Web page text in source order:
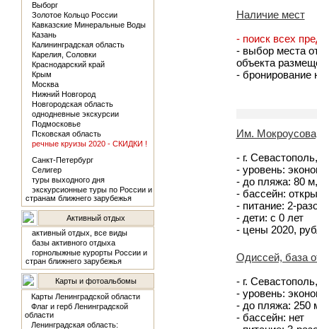
Выборг
Золотое Кольцо России
Кавказские Минеральные Воды
Казань
Калининградская область
Карелия, Соловки
Краснодарский край
Крым
Москва
Нижний Новгород
Новгородская область
однодневные экскурсии
Подмосковье
Псковская область
речные круизы 2020 - СКИДКИ !
Санкт-Петербург
Селигер
туры выходного дня
экскурсионные туры по России и
странам ближнего зарубежья
Активный отдых
активный отдых, все виды
базы активного отдыха
горнолыжные курорты России и
стран ближнего зарубежья
Карты и фотоальбомы
Карты Ленинградской области
Флаг и герб Ленинградской
области
Ленинградская область:
Наличие мест
- поиск всех
- выбор места
объекта
- бронирование
Им.
- г.
- уровень:
- до пляжа: 80
- бассейн:
- питание: 2-
- дети: с 0 лет
- цены 2020,
Одиссей, база
- г.
- уровень:
- до пляжа: 250
- бассейн: нет